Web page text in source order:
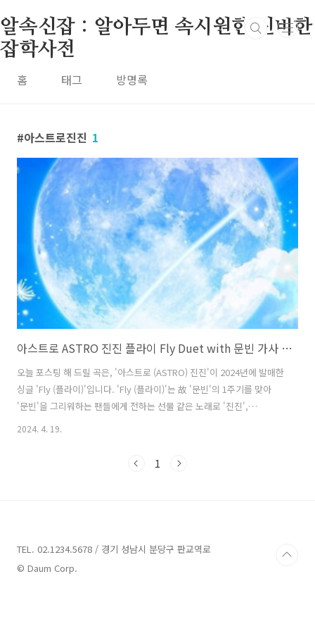
알속신잡 : 알아두면 속시원한 신비한
잡학사전
홈 태그 방명록
아스트로진진 1
아스트로 ASTRO 진진 플라이 Fly Duet with 문빈 가사 노래 뮤비 곡정보
오늘 포스팅 해 드릴 곡은, '아스트로 (ASTRO) 진진'이 2024년에 발매한
싱글 'Fly (플라이)'입니다. 'Fly (플라이)'는 故 '문빈'의 1주기를 맞아
'문빈'을 그리워하는 팬들에게 전하는 선물 같은 노래로 '진진',
'StarB'가 작사하고 '진진', '임소혁', 'StarB', '김수빈(AIMING)'이 작곡
함께 작업했고, '문빈'의 목소리도 담겨 있어 팬들에게 더욱 의미 있는 선
2024. 4. 19.
1
TEL. 02.1234.5678 / 경기 성남시 분당구 판교역로
© Daum Corp.